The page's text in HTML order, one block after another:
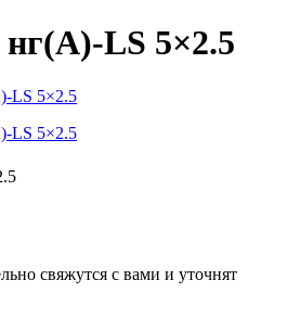
LS 5×2.5
свяжутся с вами и уточнят